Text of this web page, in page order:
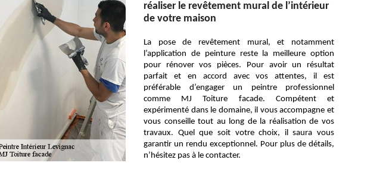
réaliser le revêtement mural de l’intérieur
de votre maison
La pose de revêtement mural, et notamment
l’application de peinture reste la meilleure option
pour rénover vos pièces. Pour avoir un résultat
parfait et en accord avec vos attentes, il est
préférable d’engager un peintre professionnel
comme MJ Toiture facade. Compétent et
expérimenté dans le domaine, il vous accompagne et
vous conseille tout au long de la réalisation de vos
travaux. Quel que soit votre choix, il saura vous
garantir un rendu exceptionnel. Pour plus de détails,
n’hésitez pas à le contacter.